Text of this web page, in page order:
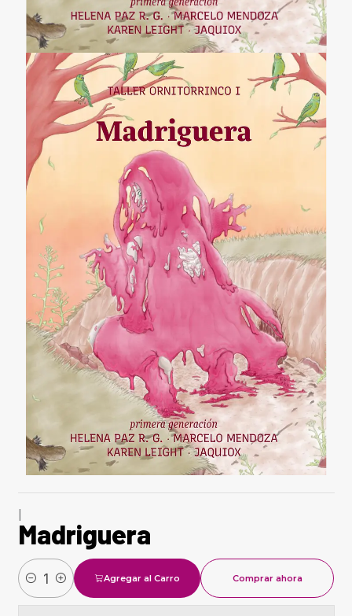
Madriguera
Cantidad
Agregar al Carro Comprar ahora